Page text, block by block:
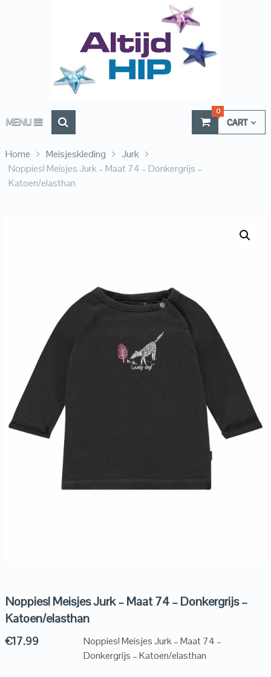
MENU CART
0
Home Meisjeskleding
Jurk
Noppies! Meisjes Jurk – Maat 74 – Donkergrijs –
Katoen/elasthan
Noppies! Meisjes Jurk – Maat 74 – Donkergrijs –
Katoen/elasthan
€17.99
Noppies! Meisjes Jurk – Maat 74 –
Donkergrijs – Katoen/elasthan